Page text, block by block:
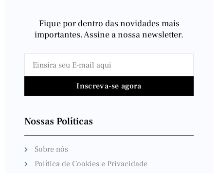
Fique por dentro das novidades mais
importantes. Assine a nossa newsletter.
Inscreva-se agora
Nossas Políticas
Sobre nós
Política de Cookies e Privacidade